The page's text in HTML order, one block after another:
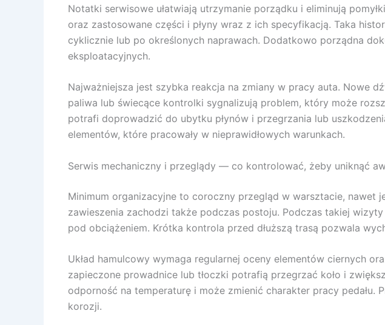
Notatki serwisowe ułatwiają utrzymanie porządku i eliminują
oraz zastosowane części i płyny wraz z ich specyfikacją. Taka
cyklicznie lub po określonych naprawach. Dodatkowo porządna
eksploatacyjnych.
Najważniejsza jest szybka reakcja na zmiany w pracy auta. Nowe
paliwa lub świecące kontrolki sygnalizują problem, który może
potrafi doprowadzić do ubytku płynów i przegrzania lub
elementów, które pracowały w nieprawidłowych warunkach.
Serwis mechaniczny i przeglądy — co kontrolować, żeby uniknąć
Minimum organizacyjne to coroczny przegląd w warsztacie, nawet
zawieszenia zachodzi także podczas postoju. Podczas takiej
pod obciążeniem. Krótka kontrola przed dłuższą trasą pozwala
Układ hamulcowy wymaga regularnej oceny elementów ciernych
zapieczone prowadnice lub tłoczki potrafią przegrzać koło i
odporność na temperaturę i może zmienić charakter pracy
korozji.